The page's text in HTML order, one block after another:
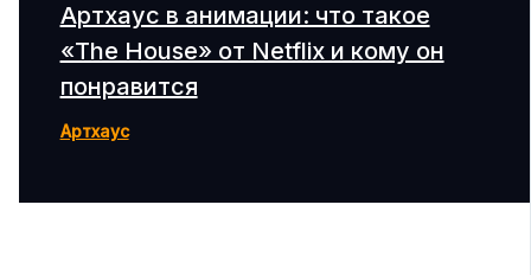
Артхаус в анимации: что такое
«The House» от Netflix и кому он
понравится
Артхаус